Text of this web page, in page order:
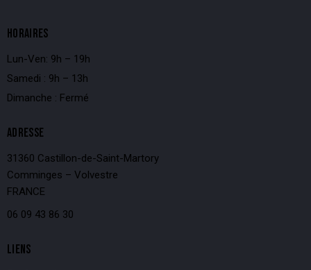
HORAIRES
Lun-Ven: 9h – 19h
Samedi : 9h – 13h
Dimanche : Fermé
ADRESSE
31360 Castillon-de-Saint-Martory
Comminges – Volvestre
FRANCE
06 09 43 86 30
LIENS